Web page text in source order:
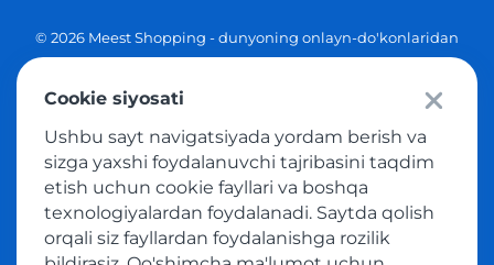
© 2026 Meest Shopping - dunyoning onlayn-do'konlaridan
Ommaviy taklif
Tovar sotib olish xizmatidan foydalanish shartlari
Cookie siyosati
Ushbu sayt navigatsiyada yordam berish va
sizga yaxshi foydalanuvchi tajribasini taqdim
etish uchun cookie fayllari va boshqa
texnologiyalardan foydalanadi. Saytda qolish
orqali siz fayllardan foydalanishga rozilik